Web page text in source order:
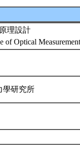
理設計
of Optical
學研究所